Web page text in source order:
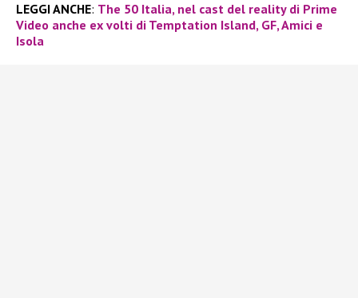
LEGGI ANCHE: The 50 Italia, nel cast del reality di Prime
Video anche ex volti di Temptation Island, GF, Amici e
Isola